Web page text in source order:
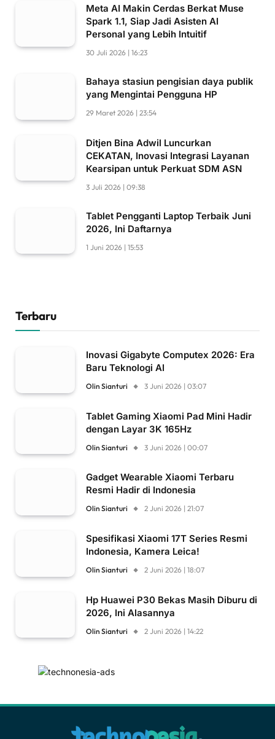
Meta AI Makin Cerdas Berkat Muse
Spark 1.1, Siap Jadi Asisten AI
Personal yang Lebih Intuitif
30 Juli 2026 | 16:23
Bahaya stasiun pengisian daya publik
yang Mengintai Pengguna HP
29 Maret 2026 | 23:54
Ditjen Bina Adwil Luncurkan
CEKATAN, Inovasi Integrasi Layanan
Kearsipan untuk Perkuat SDM ASN
3 Juli 2026 | 09:38
Tablet Pengganti Laptop Terbaik Juni
2026, Ini Daftarnya
1 Juni 2026 | 15:53
Terbaru
Inovasi Gigabyte Computex 2026: Era
Baru Teknologi AI
Olin Sianturi 3 Juni 2026 | 03:07
Tablet Gaming Xiaomi Pad Mini Hadir
dengan Layar 3K 165Hz
Olin Sianturi 3 Juni 2026 | 00:07
Gadget Wearable Xiaomi Terbaru
Resmi Hadir di Indonesia
Olin Sianturi 2 Juni 2026 | 21:07
Spesifikasi Xiaomi 17T Series Resmi
Indonesia, Kamera Leica!
Olin Sianturi 2 Juni 2026 | 18:07
Hp Huawei P30 Bekas Masih Diburu di
2026, Ini Alasannya
Olin Sianturi 2 Juni 2026 | 14:22